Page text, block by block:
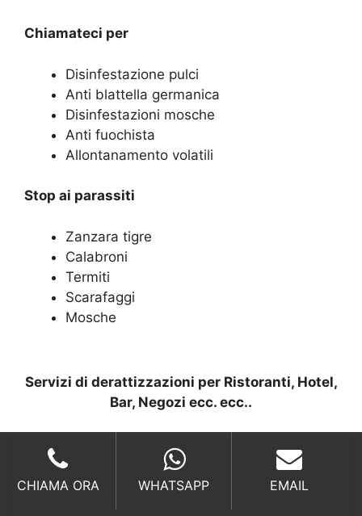
Chiamateci per
Disinfestazione pulci
Anti blattella germanica
Disinfestazioni mosche
Anti fuochista
Allontanamento volatili
Stop ai parassiti
Zanzara tigre
Calabroni
Termiti
Scarafaggi
Mosche
Servizi di derattizzazioni per Ristoranti, Hotel,
Bar, Negozi ecc. ecc..
derattizzazione più complesso e delicato, deve
necessariamente tener conto del fatto che le
CHIAMA ORA WHATSAPP EMAIL